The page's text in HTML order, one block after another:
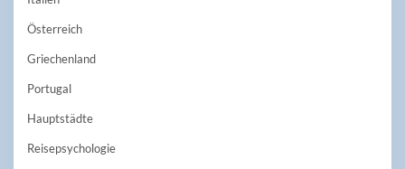
Österreich
Griechenland
Portugal
Hauptstädte
Reisepsychologie